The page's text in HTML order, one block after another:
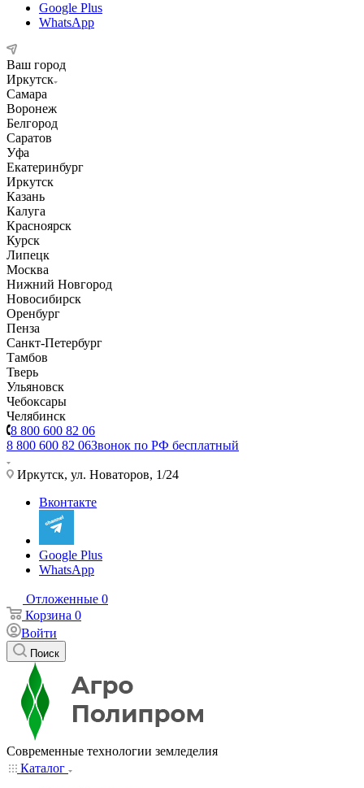
Google Plus
WhatsApp
Ваш город
Иркутск
Самара
Воронеж
Белгород
Саратов
Уфа
Екатеринбург
Иркутск
Казань
Калуга
Красноярск
Курск
Липецк
Москва
Нижний Новгород
Новосибирск
Оренбург
Пенза
Санкт-Петербург
Тамбов
Тверь
Ульяновск
Чебоксары
Челябинск
8 800 600 82 06
8 800 600 82 06Звонок по РФ бесплатный
Иркутск, ул. Новаторов, 1/24
Вконтакте
Google Plus
WhatsApp
Отложенные 0
Корзина 0
Войти
Поиск
Современные технологии земледелия
Каталог